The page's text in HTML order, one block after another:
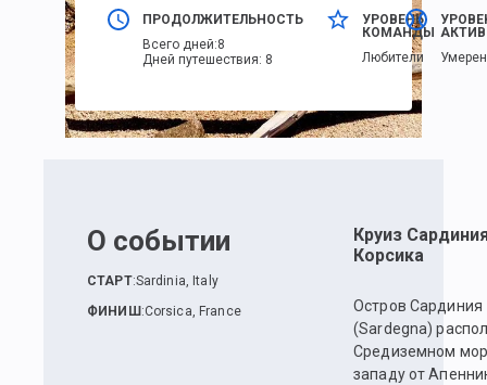
ПРОДОЛЖИТЕЛЬНОСТЬ
Всего дней:8
Дней путешествия: 8
УРОВЕНЬ
КОМАНДЫ
Любители
О событии
СТАРТ:Sardinia, Italy
ФИНИШ :Corsica, France
Круиз
Корсика
Остров Сардиния
(Sardegna)
Средиземном
западу от